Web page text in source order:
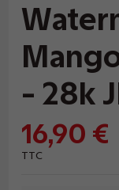
- 28k
16,90 €
TTC